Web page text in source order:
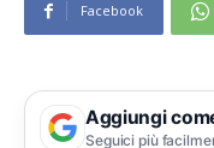
Facebook
Aggiungi
Seguici più